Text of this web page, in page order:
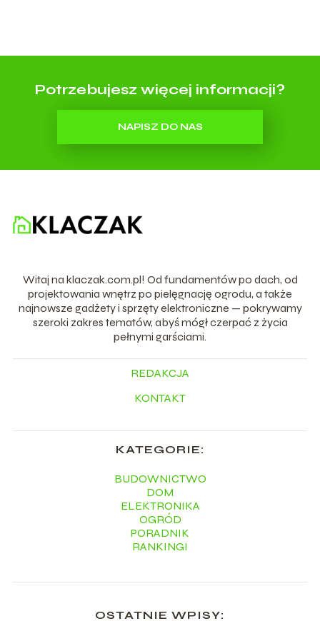
Potrzebujesz więcej informacji?
NAPISZ DO NAS
Witaj na klaczak.com.pl! Od fundamentów po dach, od
projektowania wnętrz po pielęgnację ogrodu, a także
najnowsze gadżety i sprzęty elektroniczne — pokrywamy
szeroki zakres tematów, abyś mógł czerpać z życia
pełnymi garściami.
REDAKCJA
KONTAKT
KATEGORIE:
BUDOWNICTWO
DOM
ELEKTRONIKA
OGRÓD
PORADNIK
RANKINGI
OSTATNIE WPISY: